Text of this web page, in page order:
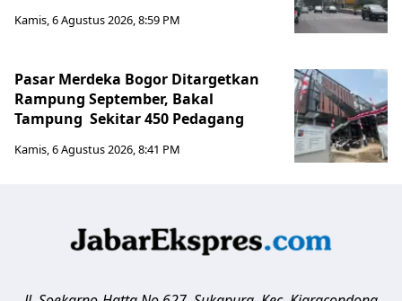
Kamis, 6 Agustus 2026, 8:59 PM
Pasar Merdeka Bogor Ditargetkan
Rampung September, Bakal
Tampung Sekitar 450 Pedagang
Kamis, 6 Agustus 2026, 8:41 PM